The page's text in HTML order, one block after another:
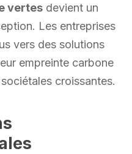
vertesdevient un
Les entreprises
vers des solutions
empreinte carbone
croissantes.